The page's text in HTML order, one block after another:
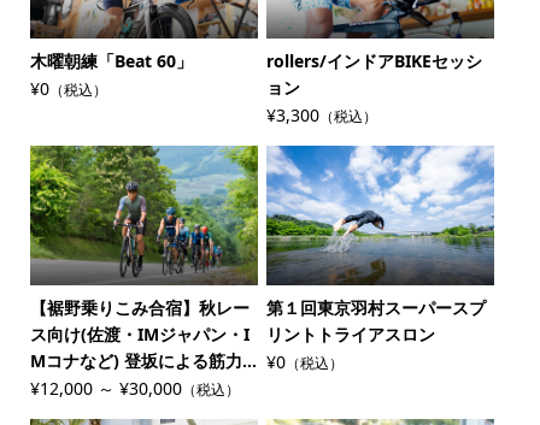
木曜朝練「Beat 60」
¥0（税込）
rollers/インドアBIKEセッシ
ョン
¥3,300 （税込）
【裾野乗りこみ合宿】秋レー
ス向け(佐渡・IMジャパン・I
Mコナなど) 登坂による筋力...
¥12,000 ～ ¥30,000（税込）
第１回東京羽村スーパースプ
リントトライアスロン
¥0 （税込）